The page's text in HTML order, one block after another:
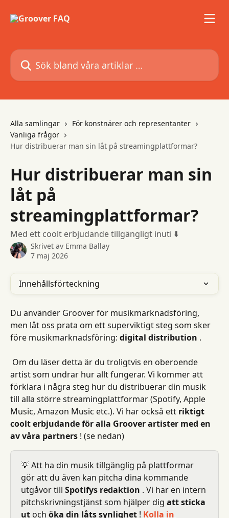
Sök bland våra artiklar …
Alla samlingar
För konstnärer och representanter
Vanliga frågor
Hur distribuerar man sin låt på streamingplattformar?
Hur distribuerar man sin
låt på
streamingplattformar?
Med ett coolt erbjudande tillgängligt inuti ⬇️
Skrivet av Emma Ballay
7 maj 2026
Innehållsförteckning
Du använder Groover för musikmarknadsföring,
men låt oss prata om ett superviktigt steg som sker
före musikmarknadsföring: digital distribution .
artist som undrar hur allt fungerar. Vi kommer att
förklara i några steg hur du distribuerar din musik
till alla större streamingplattformar (Spotify, Apple
Music, Amazon Music etc.). Vi har också ett riktigt
coolt erbjudande för alla Groover artister med en
av våra partners ! (se nedan)
💡 Att ha din musik tillgänglig på plattformar
gör att du även kan pitcha dina kommande
utgåvor till Spotifys redaktion . Vi har en intern
pitchskrivningstjänst som hjälper dig att sticka
ut och öka din låts synlighet ! Kolla in